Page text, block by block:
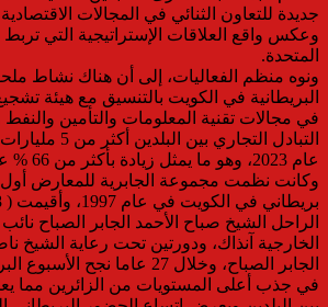
جديدة للتعاون الثنائي في المجالات الاقتصادية
وعكس واقع العلاقات الإستراتيجية التي تربط
المتحدة.
ونوه منظم الفعاليات، إلى أن هناك نشاط
البريطانية في الكويت بالتنسيق مع هيئة
في مجالات تقنية المعلومات والتأمين والنفط
التبادل التجاري
عام 2023، وهو ما يمثل زيادة بأكثر من 66 % عن العام السابق.
وكانت نظمت مجموعة الجابرية للمعارض
الراحل الشيخ صباح الأحمد الجابر الصباح
الخارجية آنذاك، ودورتين تحت رعاية الشيخ
الجابر الصباح، وخلال 27 عاما
في جذب أعلى المستويات من الزائرين مما